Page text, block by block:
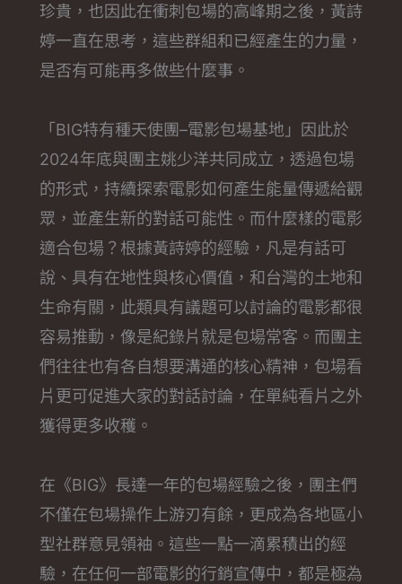
珍貴，也因此在衝刺包場的高峰期之後，黃詩
婷一直在思考，這些群組和已經產生的力量，
是否有可能再多做些什麼事。
「BIG特有種天使團–電影包場基地」因此於
2024年底與團主姚少洋共同成立，透過包場
的形式，持續探索電影如何產生能量傳遞給觀
眾，並產生新的對話可能性。而什麼樣的電影
適合包場？根據黃詩婷的經驗，凡是有話可
說、具有在地性與核心價值，和台灣的土地和
生命有關，此類具有議題可以討論的電影都很
容易推動，像是紀錄片就是包場常客。而團主
們往往也有各自想要溝通的核心精神，包場看
片更可促進大家的對話討論，在單純看片之外
獲得更多收穫。
在《BIG》長達一年的包場經驗之後，團主們
不僅在包場操作上游刃有餘，更成為各地區小
型社群意見領袖。這些一點一滴累積出的經
驗，在任何一部電影的行銷宣傳中，都是極為